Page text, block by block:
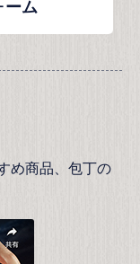
ーム
め商品、包丁の